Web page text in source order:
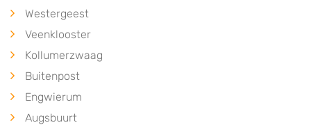
Westergeest
Veenklooster
Kollumerzwaag
Buitenpost
Engwierum
Augsbuurt